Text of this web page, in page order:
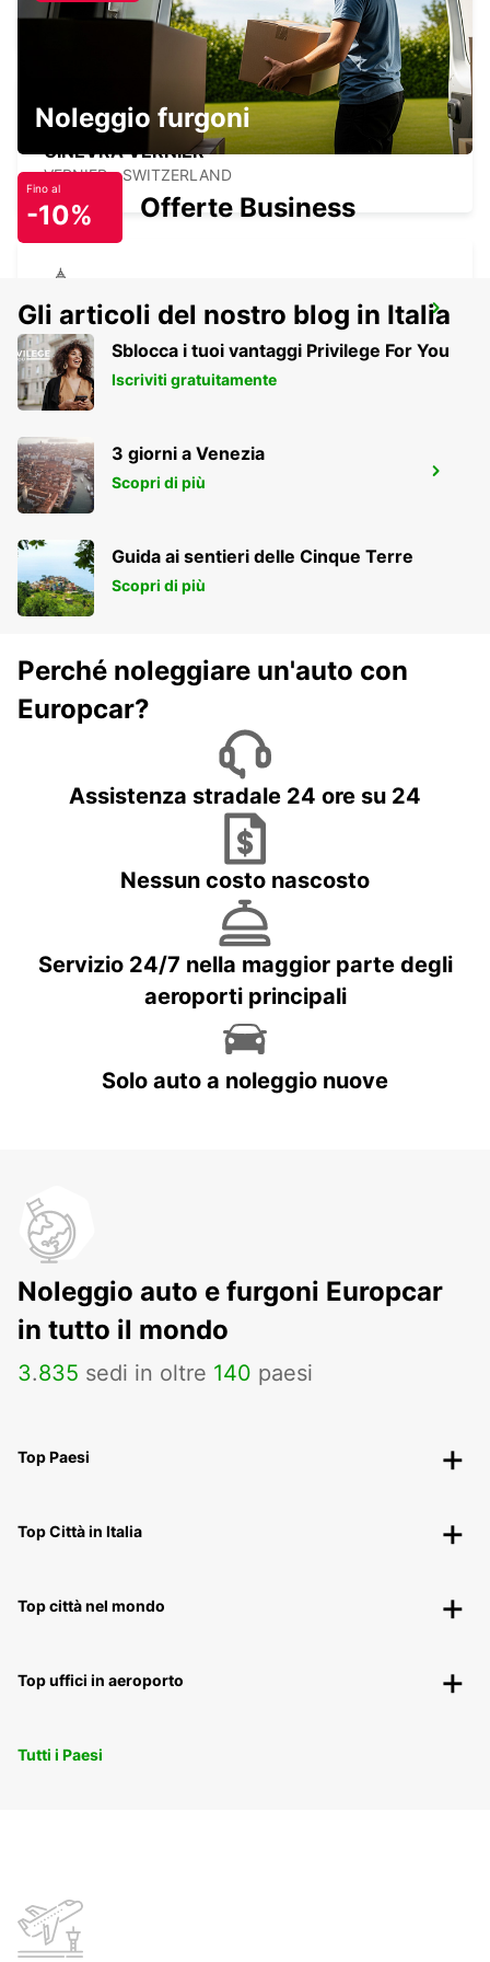
GENEVA - SWITZERLAND
GINEVRA VERNIER
VERNIER - SWITZERLAND
NYON
NYON - SWITZERLAND
THONON-LES-BAINS
THONON LES BAINS - FRANCE
Noleggio furgoni
Fino al
-10% Offerte Business
Gli articoli del nostro blog in Italia
Sblocca i tuoi vantaggi Privilege For You
Iscriviti gratuitamente
3 giorni a Venezia
Scopri di più
Guida ai sentieri delle Cinque Terre
Scopri di più
Perché noleggiare un'auto con
Europcar?
Assistenza stradale 24 ore su 24
Nessun costo nascosto
Servizio 24/7 nella maggior parte degli
aeroporti principali
Solo auto a noleggio nuove
Noleggio auto e furgoni Europcar
in tutto il mondo
3.835 sedi in oltre 140 paesi
Top Paesi
Top Città in Italia
Top città nel mondo
Top uffici in aeroporto
Tutti i Paesi